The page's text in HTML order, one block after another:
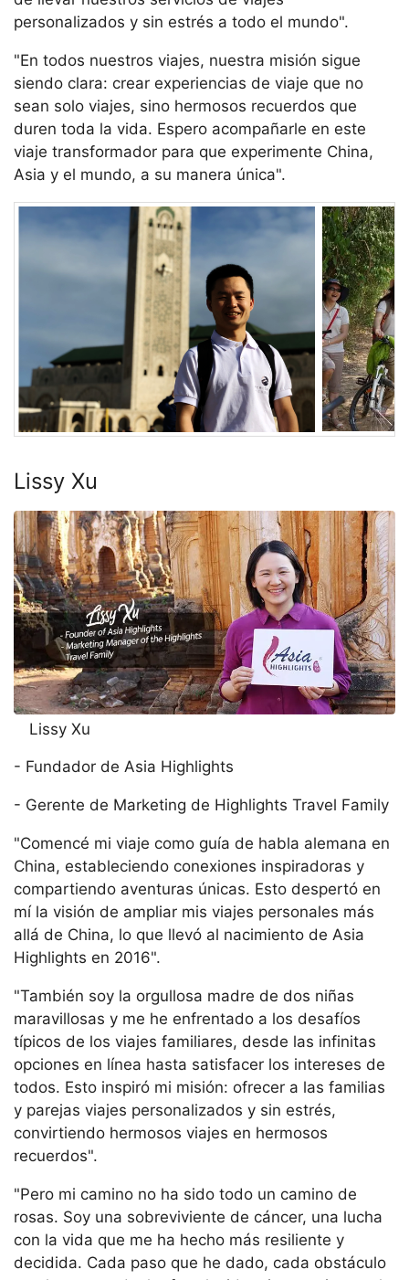
personalizados y sin estrés a todo el mundo".
"En todos nuestros viajes, nuestra misión sigue
siendo clara: crear experiencias de viaje que no
sean solo viajes, sino hermosos recuerdos que
duren toda la vida. Espero acompañarle en este
viaje transformador para que experimente China,
Asia y el mundo, a su manera única".
Lissy Xu
Lissy Xu
- Fundador de Asia Highlights
- Gerente de Marketing de Highlights Travel Family
"Comencé mi viaje como guía de habla alemana en
China, estableciendo conexiones inspiradoras y
compartiendo aventuras únicas. Esto despertó en
mí la visión de ampliar mis viajes personales más
allá de China, lo que llevó al nacimiento de Asia
Highlights en 2016".
"También soy la orgullosa madre de dos niñas
maravillosas y me he enfrentado a los desafíos
típicos de los viajes familiares, desde las infinitas
opciones en línea hasta satisfacer los intereses de
todos. Esto inspiró mi misión: ofrecer a las familias
y parejas viajes personalizados y sin estrés,
convirtiendo hermosos viajes en hermosos
recuerdos".
"Pero mi camino no ha sido todo un camino de
rosas. Soy una sobreviviente de cáncer, una lucha
con la vida que me ha hecho más resiliente y
decidida. Cada paso que he dado, cada obstáculo